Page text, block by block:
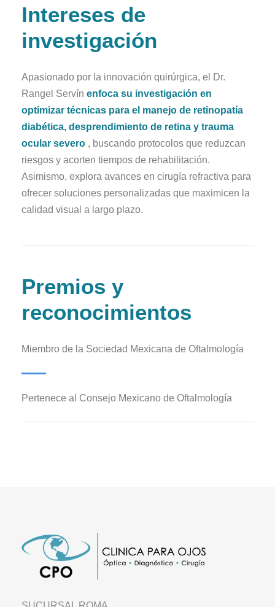
Intereses de
investigación
Apasionado por la innovación quirúrgica, el Dr.
Rangel Servín enfoca su investigación en
optimizar técnicas para el manejo de retinopatía
diabética, desprendimiento de retina y trauma
ocular severo , buscando protocolos que reduzcan
riesgos y acorten tiempos de rehabilitación.
Asimismo, explora avances en cirugía refractiva para
ofrecer soluciones personalizadas que maximicen la
calidad visual a largo plazo.
Premios y
reconocimientos
Miembro de la Sociedad Mexicana de Oftalmología
Pertenece al Consejo Mexicano de Oftalmología